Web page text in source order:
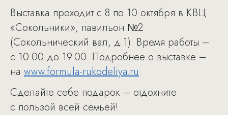
Выставка проходит с 8 по 10 октября в КВЦ
«Сокольники», павильон №2
(Сокольнический вал, д.1). Время работы –
с 10.00 до 19.00. Подробнее о выставке –
на www.formula-rukodeliya.ru.
Сделайте себе подарок – отдохните
с пользой всей семьей!